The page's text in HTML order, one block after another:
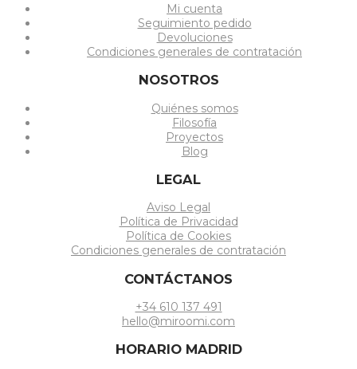
Mi cuenta
Seguimiento pedido
Devoluciones
Condiciones generales de contratación
NOSOTROS
Quiénes somos
Filosofía
Proyectos
Blog
LEGAL
Aviso Legal
Política de Privacidad
Política de Cookies
Condiciones generales de contratación
CONTÁCTANOS
+34 610 137 491
hello@miroomi.com
HORARIO MADRID